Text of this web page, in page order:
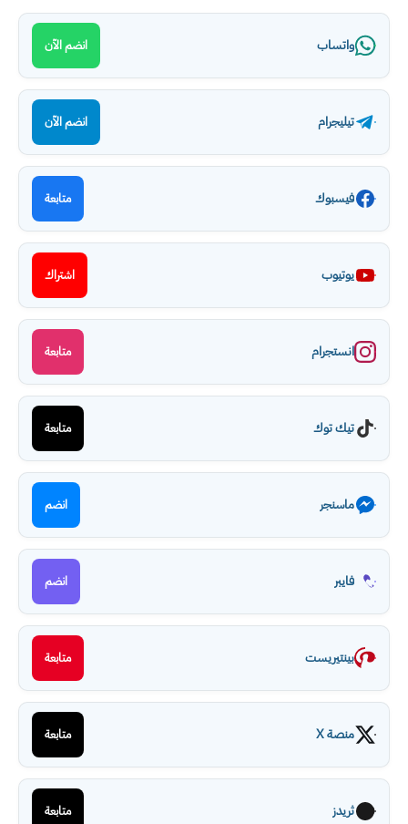
واتساب انضم الآن
تيليجرام انضم الآن
فيسبوك متابعة
يوتيوب اشتراك
انستجرام متابعة
تيك توك متابعة
ماسنجر انضم
فايبر انضم
بينتيريست متابعة
منصة X متابعة
ثريدز متابعة